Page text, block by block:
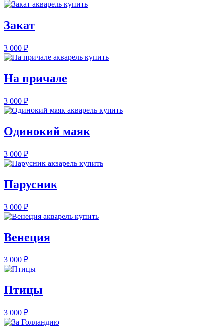
Закат
3 000 ₽
На причале
3 000 ₽
Одинокий маяк
3 000 ₽
Парусник
3 000 ₽
Венеция
3 000 ₽
Птицы
3 000 ₽